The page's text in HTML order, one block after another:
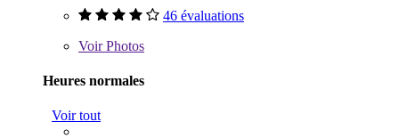
46 évaluations
VoirPhotos
Heures normales
Voir tout